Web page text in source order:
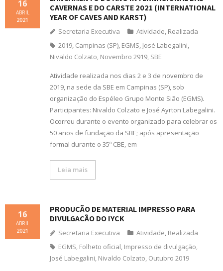
CAVERNAS E DO CARSTE 2021 (INTERNATIONAL
YEAR OF CAVES AND KARST)
16
ABRIL
2021
Secretaria Executiva Atividade, Realizada
2019, Campinas (SP), EGMS, José Labegalini,
Nivaldo Colzato, Novembro 2919, SBE
Atividade realizada nos dias 2 e 3 de novembro de
2019, na sede da SBE em Campinas (SP), sob
organização do Espéleo Grupo Monte Sião (EGMS).
Participantes: Nivaldo Colzato e José Ayrton Labegalini.
Ocorreu durante o evento organizado para celebrar os
50 anos de fundação da SBE; após apresentação
formal durante o 35º CBE, em
Leia mais
PRODUÇÃO DE MATERIAL IMPRESSO PARA
DIVULGAÇÃO DO IYCK
16
ABRIL
2021 Secretaria Executiva Atividade, Realizada
EGMS, Folheto oficial, Impresso de divulgação,
José Labegalini, Nivaldo Colzato, Outubro 2019